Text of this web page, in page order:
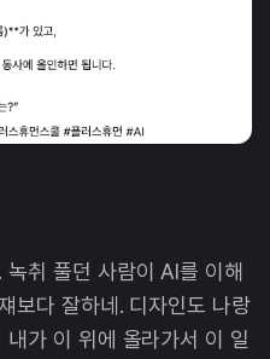
취 풀던 사람이 AI를 이해
보다 잘하네. 디자인도 나랑
가 이 위에 올라가서 이 일